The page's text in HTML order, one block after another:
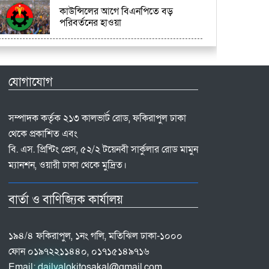
কাউন্সিলের আগে বিএনপিতে বড়
পরিবর্তনের হাওয়া
যোগাযোগ
সম্পাদক কর্তৃক ২১৩ কালভার্ট রোড, ফকিরাপুল ঢাকা
থেকে প্রকাশিত এবং
বি. এস. প্রিন্টিং প্রেস, ৫২/২ টয়েনবী সার্কুলার রোড মামুন
ম্যানশন, ওয়ারী ঢাকা থেকে মুদ্রিত।
বার্তা ও বাণিজ্যিক কার্যালয়
১৯৪/৪ ফকিরাপুল, ১নং গলি, মতিঝিল ঢাকা-১০০০
ফোন ০১৯৭২২১১৪৪০, ০১৭১৫১৪৯৭১৬